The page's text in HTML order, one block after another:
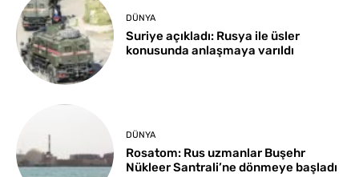
DÜNYA
Suriye açıkladı: Rusya ile üsler
konusunda anlaşmaya varıldı
DÜNYA
Rosatom: Rus uzmanlar Buşehr
Nükleer Santrali’ne dönmeye başladı